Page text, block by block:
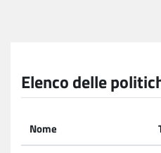
Elenco delle
Nome